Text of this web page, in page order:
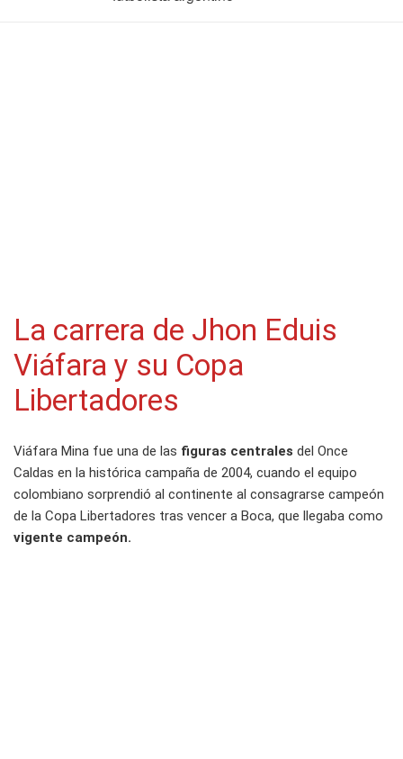
La carrera de Jhon Eduis
Viáfara y su Copa
Libertadores
Viáfara Mina fue una de las figuras centrales del Once
Caldas en la histórica campaña de 2004, cuando el equipo
colombiano sorprendió al continente al consagrarse campeón
de la Copa Libertadores tras vencer a Boca, que llegaba como
vigente campeón.